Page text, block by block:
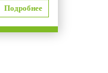
Подробнее